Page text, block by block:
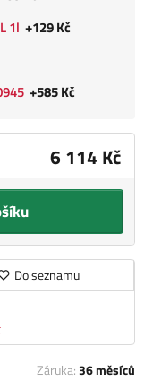
6 114 Kč
Do seznamu
1l +129 Kč
+585 Kč
Záruka:36 měsíců